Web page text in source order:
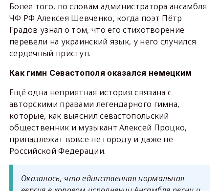
Более того, по словам администратора ансамбля
ЧФ РФ Алексея Шевченко, когда поэт Пётр
Градов узнал о том, что его стихотворение
перевели на украинский язык, у него случился
сердечный приступ.
Как гимн Севастополя оказался немецким
Ещё одна неприятная история связана с
авторскими правами легендарного гимна,
которые, как выяснил севастопольский
общественник и музыкант Алексей Процко,
принадлежат вовсе не городу и даже не
Российской Федерации.
Оказалось, что единственная нормальная